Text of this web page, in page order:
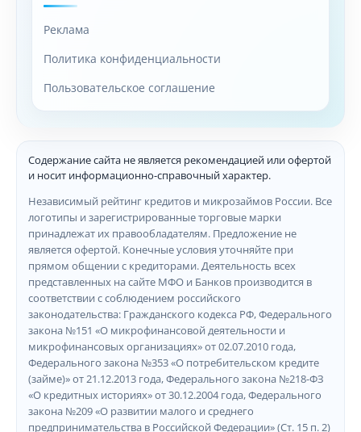
Реклама
Политика конфиденциальности
Пользовательское соглашение
Содержание сайта не является рекомендацией или офертой
и носит информационно-справочный характер.
Независимый рейтинг кредитов и микрозаймов России. Все
логотипы и зарегистрированные торговые марки
принадлежат их правообладателям. Предложение не
является офертой. Конечные условия уточняйте при
прямом общении с кредиторами. Деятельность всех
представленных на сайте МФО и Банков производится в
соответствии с соблюдением российского
законодательства: Гражданского кодекса РФ, Федерального
закона №151 «О микрофинансовой деятельности и
микрофинансовых организациях» от 02.07.2010 года,
Федерального закона №353 «О потребительском кредите
(займе)» от 21.12.2013 года, Федерального закона №218-ФЗ
«О кредитных историях» от 30.12.2004 года, Федерального
закона №209 «О развитии малого и среднего
предпринимательства в Российской Федерации» (Ст. 15 п. 2)